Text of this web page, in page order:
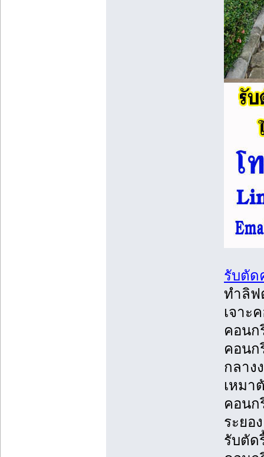
รับตัด
ทำลิฟ
เจาะ
คอนก
คอนก
กลาง
เหมา
คอนก
ระยอ
รับตัด